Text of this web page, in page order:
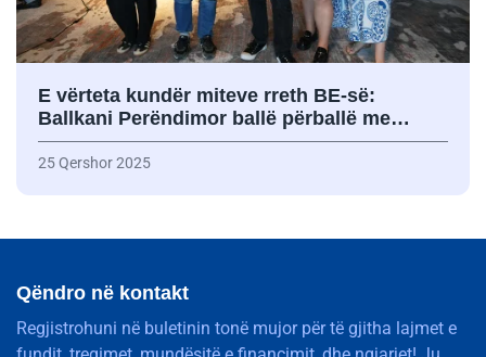
E vërteta kundër miteve rreth BE-së:
Ballkani Perëndimor ballë përballë me…
25 Qershor 2025
Qëndro në kontakt
Regjistrohuni në buletinin tonë mujor për të gjitha lajmet e